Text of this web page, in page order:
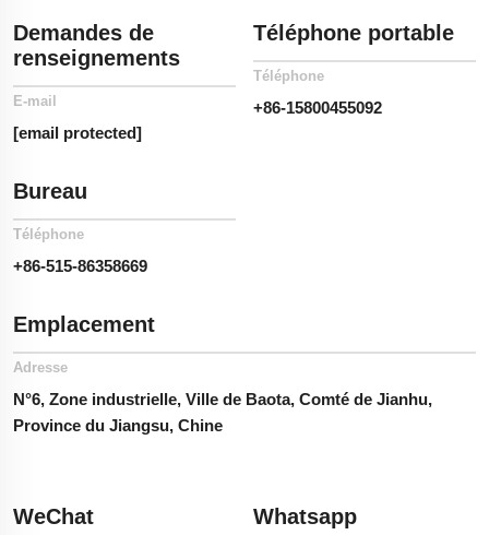
Demandes de
renseignements
E-mail
[email protected]
Téléphone portable
Téléphone
+86-15800455092
Bureau
Téléphone
+86-515-86358669
Emplacement
Adresse
N°6, Zone industrielle, Ville de Baota, Comté de Jianhu,
Province du Jiangsu, Chine
WeChat Whatsapp